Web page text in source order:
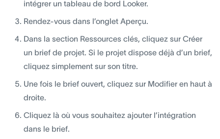
intégrer un tableau de bord Looker.
Rendez-vous dans l’onglet Aperçu.
Dans la section Ressources clés, cliquez sur Créer
un brief de projet. Si le projet dispose déjà d’un brief,
cliquez simplement sur son titre.
Une fois le brief ouvert, cliquez sur Modifier en haut à
droite.
Cliquez là où vous souhaitez ajouter l’intégration
dans le brief.